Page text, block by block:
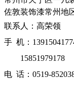
佐敦装饰漆常州地
联系人：高荣领
手 机：
15851979178
电 话：0519-